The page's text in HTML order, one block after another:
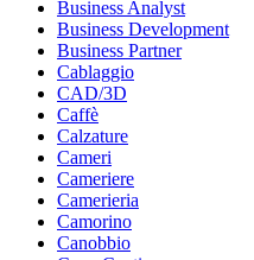
Business Analyst
Business Development
Business Partner
Cablaggio
CAD/3D
Caffè
Calzature
Cameri
Cameriere
Camerieria
Camorino
Canobbio